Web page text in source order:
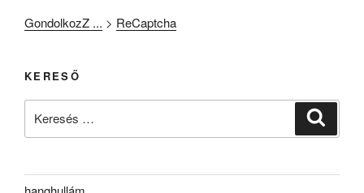
GondolkozZ ... > ReCaptcha
KERESŐ